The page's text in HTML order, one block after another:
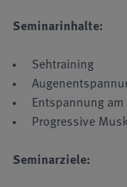
Seminarinhalte:
Sehtraining
Entspannung
Progressive
Seminarziele: